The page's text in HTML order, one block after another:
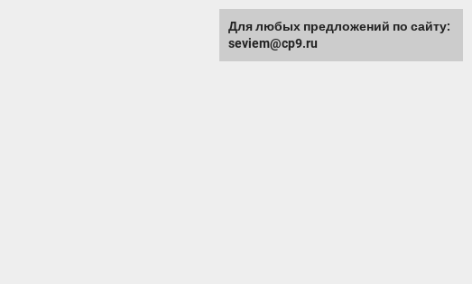
Для любых предложений по сайту:
seviem@cp9.ru